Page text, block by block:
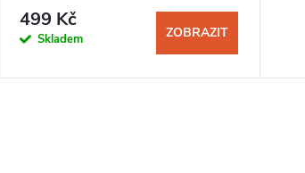
499 Kč
Skladem ZOBRAZIT